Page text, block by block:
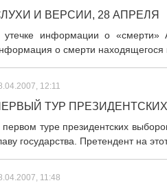
И ВЕРСИИ, 28 АПРЕЛЯ
утечке информации о «смерти»
о смерти находящегося
12:11
ТУР
первом туре президентских
государства. Претендент на
11:48